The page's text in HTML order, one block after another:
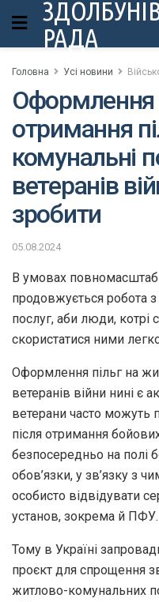
РАДА
Головна Усі новини
Оформлення
отримання
комунальні
ветеранів
зробити
05.08.2024
В умовах
продовжується робота
послуг, аби люди, котрі
скористатися ними
Оформлення пільг на
ветеранів війни нині
ветерани часто можуть
після отримання
безпосередньо на полі
обов’язки, у зв’язку з
особисто відвідувати
установ, зокрема й ПФУ.
Тому в Україні
проєкт для спрощення
житлово-комунальних